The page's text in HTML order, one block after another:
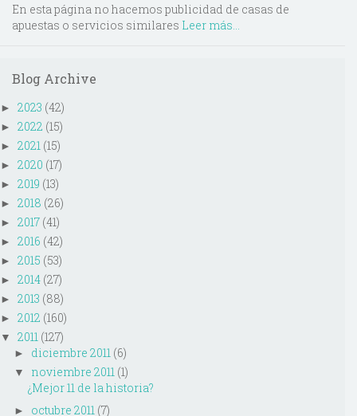
En esta página no hacemos publicidad de casas de
apuestas o servicios similares Leer más...
Blog Archive
► 2023 (42)
► 2022 (15)
► 2021 (15)
► 2020 (17)
► 2019 (13)
► 2018 (26)
► 2017 (41)
► 2016 (42)
► 2015 (53)
► 2014 (27)
► 2013 (88)
► 2012 (160)
▼ 2011 (127)
► diciembre 2011 (6)
▼ noviembre 2011 (1)
¿Mejor 11 de la historia?
► octubre 2011 (7)